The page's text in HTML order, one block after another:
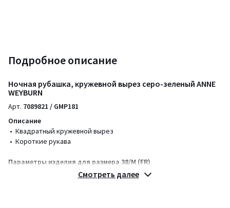
Подробное описание
Ночная рубашка, кружевной вырез серо-зеленый ANNE
WEYBURN
Арт. 7089821 / GMP181
Описание
• Квадратный кружевной вырез
• Короткие рукава
Параметры изделия для размера 38/M (FR)
• Длина рукавов: 90 смСмотреть далее